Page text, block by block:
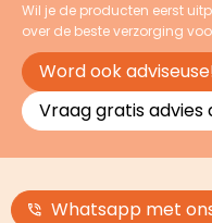
Wil je de producten eerst
over de beste verzorging
Word ook
Vraag gratis advies
Whatsapp met